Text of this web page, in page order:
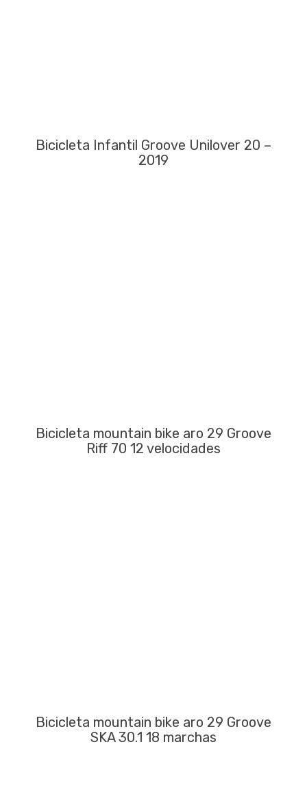
Bicicleta Infantil Groove Unilover 20 –
2019
Bicicleta mountain bike aro 29 Groove
Riff 70 12 velocidades
Bicicleta mountain bike aro 29 Groove
SKA 30.1 18 marchas